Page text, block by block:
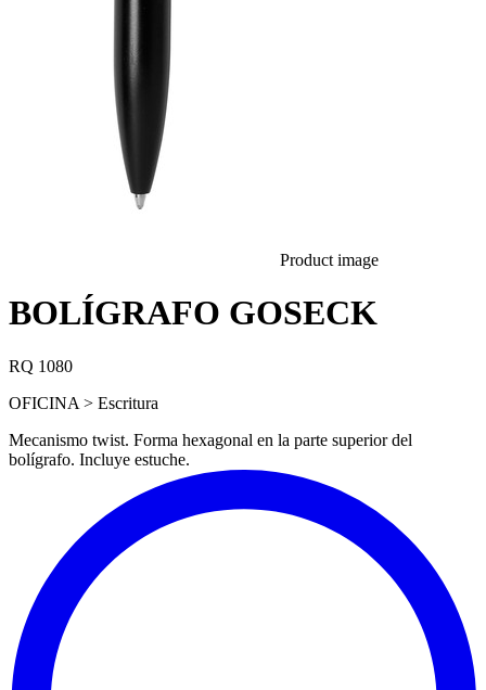
Product image
BOLÍGRAFO GOSECK
RQ 1080
OFICINA > Escritura
Mecanismo twist. Forma hexagonal en la parte superior del
bolígrafo. Incluye estuche.